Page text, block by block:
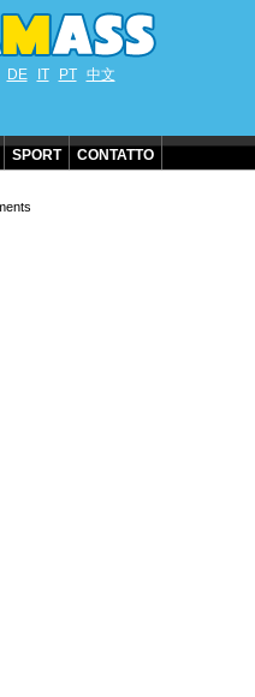
DE IT PT 中文
SPORT CONTATTO